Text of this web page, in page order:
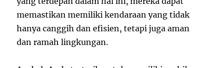
memastikan memiliki kendaraan yang tidak
hanya canggih dan efisien, tetapi juga aman
dan ramah lingkungan.